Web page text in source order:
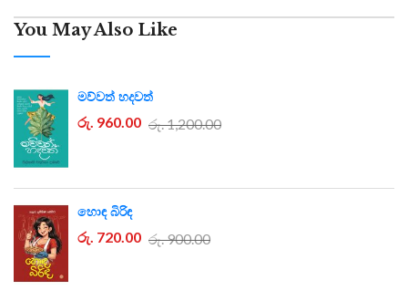
You May Also Like
මව්වත් හදවත්
රු. 960.00 රු. 1,200.00
හොඳ බිරිඳ
රු. 720.00 රු. 900.00